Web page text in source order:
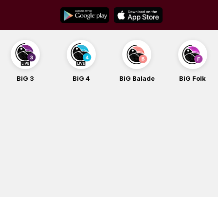
content
BiG 3 BiG 4 BiG Balade BiG Folk